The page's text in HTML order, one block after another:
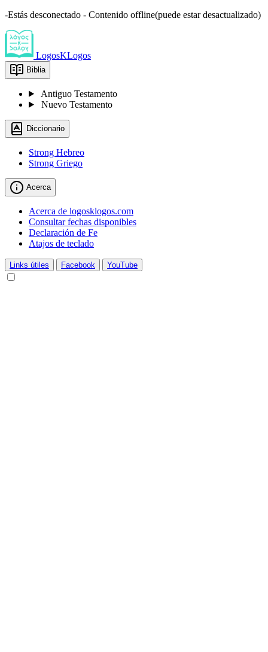
-Estás desconectado - Contenido offline(puede estar desactualizado)
LogosKLogos
Biblia
Antiguo Testamento
Nuevo Testamento
Diccionario
Strong Hebreo
Strong Griego
Acerca
Acerca de logosklogos.com
Consultar fechas disponibles
Declaración de Fe
Atajos de teclado
Links útiles Facebook YouTube